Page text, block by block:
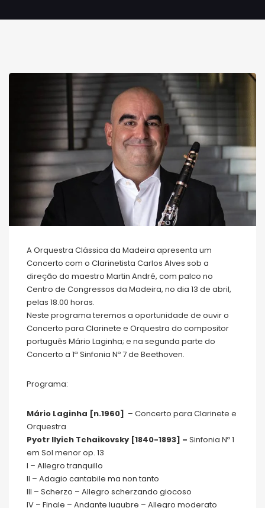
A Orquestra Clássica da Madeira apresenta um
Concerto com o Clarinetista Carlos Alves sob a
direção do maestro Martin André, com palco no
Centro de Congressos da Madeira, no dia 13 de abril,
pelas 18.00 horas.
Neste programa teremos a oportunidade de ouvir o
Concerto para Clarinete e Orquestra do compositor
português Mário Laginha; e na segunda parte do
Concerto a 1ª Sinfonia Nº 7 de Beethoven.
Programa:
Mário Laginha [n.1960] – Concerto para Clarinete e
Orquestra
Pyotr Ilyich Tchaikovsky [1840-1893] – Sinfonia Nº 1
em Sol menor op. 13
I – Allegro tranquillo
II – Adagio cantabile ma non tanto
III – Scherzo – Allegro scherzando giocoso
IV – Finale – Andante lugubre – Allegro moderato